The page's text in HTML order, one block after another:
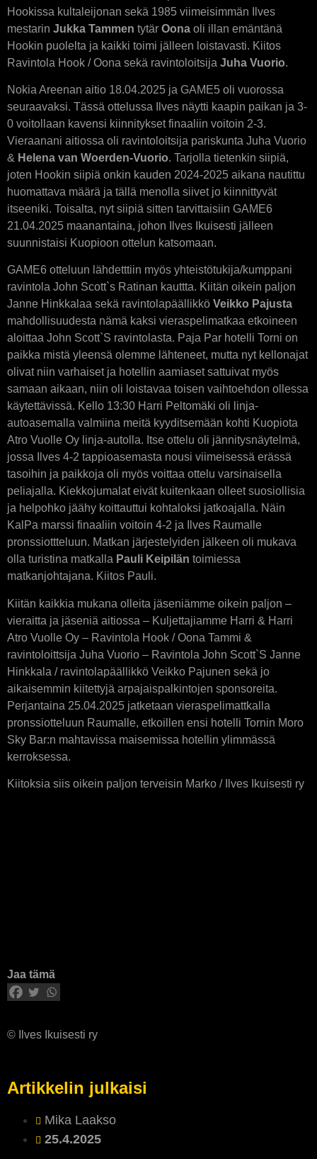
Hookissa kultaleijonan sekä 1985 viimeisimmän Ilves
mestarin Jukka Tammen tytär Oona oli illan emäntänä
Hookin puolelta ja kaikki toimi jälleen loistavasti. Kiitos
Ravintola Hook / Oona sekä ravintoloitsija Juha Vuorio.
Nokia Areenan aitio 18.04.2025 ja GAME5 oli vuorossa
seuraavaksi. Tässä ottelussa Ilves näytti kaapin paikan ja 3-
0 voitollaan kavensi kiinnitykset finaaliin voitoin 2-3.
Vieraanani aitiossa oli ravintoloitsija pariskunta Juha Vuorio
& Helena van Woerden-Vuorio. Tarjolla tietenkin siipiä,
joten Hookin siipiä onkin kauden 2024-2025 aikana nautittu
huomattava määrä ja tällä menolla siivet jo kiinnittyvät
itseeniki. Toisalta, nyt siipiä sitten tarvittaisiin GAME6
21.04.2025 maanantaina, johon Ilves Ikuisesti jälleen
suunnistaisi Kuopioon ottelun katsomaan.
GAME6 otteluun lähdetttiin myös yhteistötukija/kumppani
ravintola John Scott`s Ratinan kauttta. Kiitän oikein paljon
Janne Hinkkalaa sekä ravintolapäällikkö Veikko Pajusta
mahdollisuudesta nämä kaksi vieraspelimatkaa etkoineen
aloittaa John Scott`S ravintolasta. Paja Par hotelli Torni on
paikka mistä yleensä olemme lähteneet, mutta nyt kellonajat
olivat niin varhaiset ja hotellin aamiaset sattuivat myös
samaan aikaan, niin oli loistavaa toisen vaihtoehdon ollessa
käytettävissä. Kello 13:30 Harri Peltomäki oli linja-
autoasemalla valmiina meitä kyyditsemään kohti Kuopiota
Atro Vuolle Oy linja-autolla. Itse ottelu oli jännitysnäytelmä,
jossa Ilves 4-2 tappioasemasta nousi viimeisessä erässä
tasoihin ja paikkoja oli myös voittaa ottelu varsinaisella
peliajalla. Kiekkojumalat eivät kuitenkaan olleet suosiollisia
ja helpohko jäähy koittauttui kohtaloksi jatkoajalla. Näin
KalPa marssi finaaliin voitoin 4-2 ja Ilves Raumalle
pronssiottteluun. Matkan järjestelyiden jälkeen oli mukava
olla turistina matkalla Pauli Keipilän toimiessa
matkanjohtajana. Kiitos Pauli.
Kiitän kaikkia mukana olleita jäseniämme oikein paljon –
vieraitta ja jäseniä aitiossa – Kuljettajiamme Harri & Harri
Atro Vuolle Oy – Ravintola Hook / Oona Tammi &
ravintoloittsija Juha Vuorio – Ravintola John Scott`S Janne
Hinkkala / ravintolapäällikkö Veikko Pajunen sekä jo
aikaisemmin kiitettyjä arpajaispalkintojen sponsoreita.
Perjantaina 25.04.2025 jatketaan vieraspelimattkalla
pronssiotteluun Raumalle, etkoillen ensi hotelli Tornin Moro
Sky Bar:n mahtavissa maisemissa hotellin ylimmässä
kerroksessa.
Kiitoksia siis oikein paljon terveisin Marko / Ilves Ikuisesti ry
Jaa tämä
© Ilves Ikuisesti ry
Artikkelin julkaisi
Mika Laakso
25.4.2025